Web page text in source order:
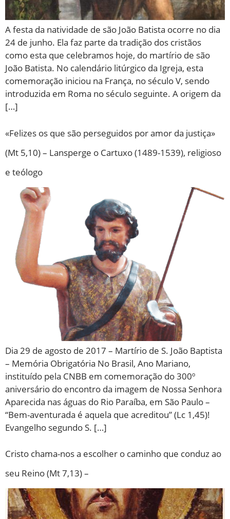
A festa da natividade de são João Batista ocorre no dia
24 de junho. Ela faz parte da tradição dos cristãos
como esta que celebramos hoje, do martírio de são
João Batista. No calendário litúrgico da Igreja, esta
comemoração iniciou na França, no século V, sendo
introduzida em Roma no século seguinte. A origem da
[…]
«Felizes os que são perseguidos por amor da justiça»
(Mt 5,10) – Lansperge o Cartuxo (1489-1539), religioso
e teólogo
Dia 29 de agosto de 2017 – Martírio de S. João Baptista
– Memória Obrigatória No Brasil, Ano Mariano,
instituído pela CNBB em comemoração do 300º
aniversário do encontro da imagem de Nossa Senhora
Aparecida nas águas do Rio Paraíba, em São Paulo –
“Bem-aventurada é aquela que acreditou” (Lc 1,45)!
Evangelho segundo S. […]
Cristo chama-nos a escolher o caminho que conduz ao
seu Reino (Mt 7,13) –